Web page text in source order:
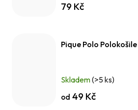
79 Kč
Pique Polo
Skladem(>5 ks)
od 49 Kč